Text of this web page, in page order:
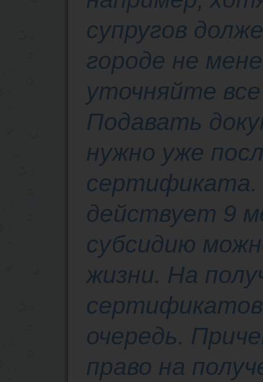
супругов
городе не
уточняйте
Подавать
нужно уже
действует 9
субсидию
жизни. На
очередь.
право на